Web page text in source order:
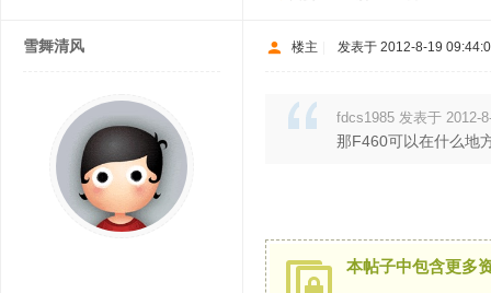
雪舞清风 楼主 发表于 2012-8-19
fdcs1985 发表于 2012-
那F460可以在什么地
本帖子中包含更多